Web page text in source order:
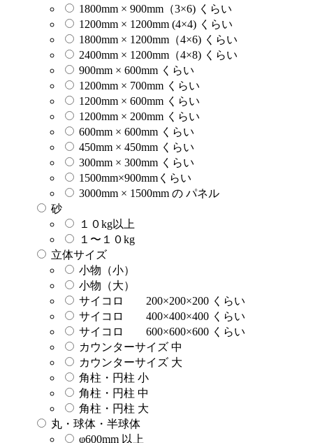
1800mm × 900mm（3×6) くらい
1200mm × 1200mm (4×4) くらい
1800mm × 1200mm（4×6) くらい
2400mm × 1200mm（4×8) くらい
900mm × 600mm くらい
1200mm × 700mm くらい
1200mm × 600mm くらい
1200mm × 200mm くらい
600mm × 600mm くらい
450mm × 450mm くらい
300mm × 300mm くらい
1500mm×900mmくらい
3000mm × 1500mm の パネル
砂
１０kg以上
１〜１０kg
立体サイズ
小物（小）
小物（大）
サイコロ 200×200×200 くらい
サイコロ 400×400×400 くらい
サイコロ 600×600×600 くらい
カウンターサイズ 中
カウンターサイズ 大
角柱・円柱 小
角柱・円柱 中
角柱・円柱 大
丸・球体・半球体
φ600mm 以上